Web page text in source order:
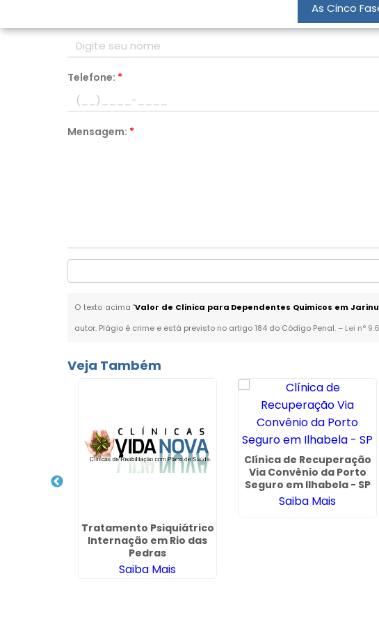
As Cinco
Telefone: *
Mensagem: *
O texto acima "Valor de Clinica para Dependentes Quimicos em Jarinu
autor. Plágio é crime e está previsto no artigo 184 do Código Penal. – Lei n°
Veja Também
Tratamento Psiquiátrico
Internação em Rio das
Pedras
Saiba Mais
Clínica de Recuperação
Via Convênio da Porto
Seguro em Ilhabela - SP
Saiba Mais